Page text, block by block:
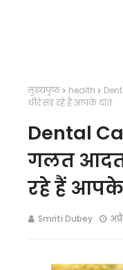
मुख्यपृष्ठ health
धीरे सड़ रहे हैं आपके दांत
Dental
गलत
रहे हैं आपके
Smriti Dubey